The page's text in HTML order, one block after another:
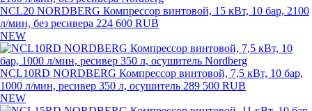
NCL20 NORDBERG Компрессор винтовой, 15 кВт, 10 бар, 2100
л/мин, без ресивера 224 600 RUB
NEW
NCL10RD NORDBERG Компрессор винтовой, 7,5 кВт, 10 бар,
1000 л/мин, ресивер 350 л, осушитель 289 500 RUB
NEW